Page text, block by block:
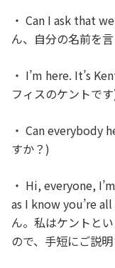
・ Can I ask that
ん、自分の名前を
・ I’m here. It’s
フィスのケントで
・ Can everybody
すか？)
・ Hi, everyone,
as I know you’re
ん。私はケントと
ので、手短にご説